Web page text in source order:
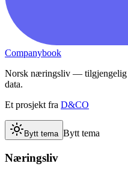
Companybook
Norsk næringsliv — tilgjengelig
data.
Et prosjekt fra D&CO
Bytt tema Bytt tema
Næringsliv